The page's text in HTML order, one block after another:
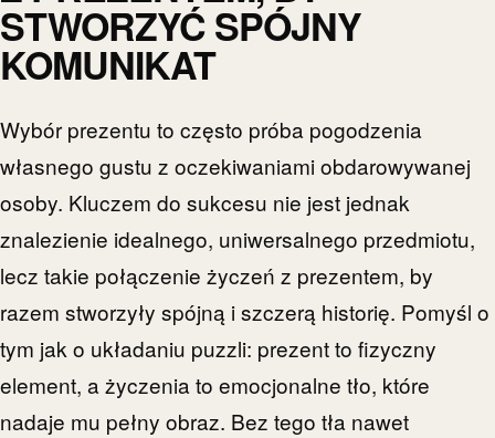
STWORZYĆ SPÓJNY
KOMUNIKAT
Wybór prezentu to często próba pogodzenia
własnego gustu z oczekiwaniami obdarowywanej
osoby. Kluczem do sukcesu nie jest jednak
znalezienie idealnego, uniwersalnego przedmiotu,
lecz takie połączenie życzeń z prezentem, by
razem stworzyły spójną i szczerą historię. Pomyśl o
tym jak o układaniu puzzli: prezent to fizyczny
element, a życzenia to emocjonalne tło, które
nadaje mu pełny obraz. Bez tego tła nawet